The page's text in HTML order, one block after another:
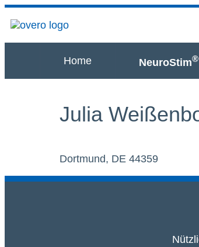
Home NeuroStim®
Julia
Dortmund, DE 44359